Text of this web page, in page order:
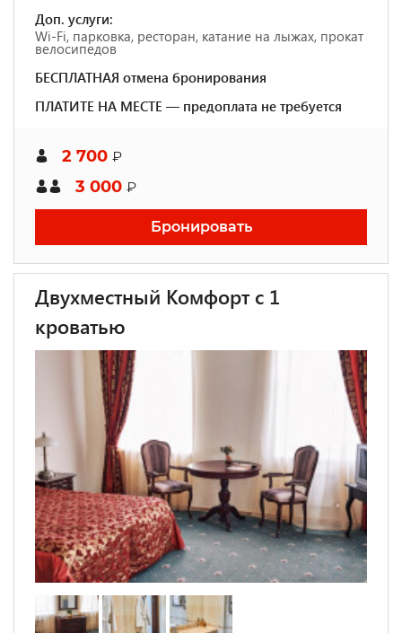
Доп. услуги:
Wi-Fi, парковка, ресторан, катание на лыжах, прокат
велосипедов
БЕСПЛАТНАЯ отмена бронирования
ПЛАТИТЕ НА МЕСТЕ — предоплата не требуется
2 700 ₽
3 000 ₽
Бронировать
Двухместный Комфорт с 1
кроватью